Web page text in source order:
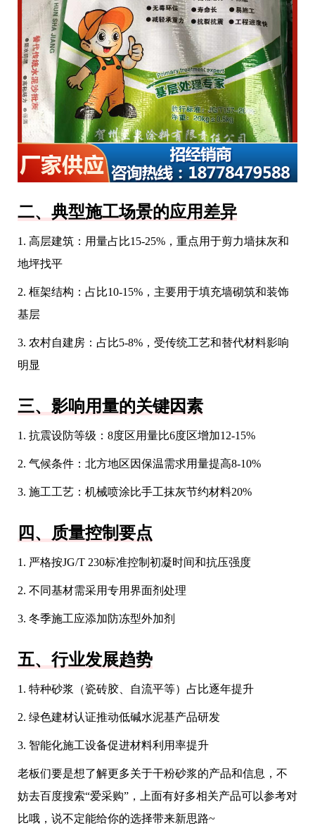
二、典型施工场景的应用差异
1. 高层建筑：用量占比15-25%，重点用于剪力墙抹灰和
地坪找平
2. 框架结构：占比10-15%，主要用于填充墙砌筑和装饰
基层
3. 农村自建房：占比5-8%，受传统工艺和替代材料影响
明显
三、影响用量的关键因素
1. 抗震设防等级：8度区用量比6度区增加12-15%
2. 气候条件：北方地区因保温需求用量提高8-10%
3. 施工工艺：机械喷涂比手工抹灰节约材料20%
四、质量控制要点
1. 严格按JG/T 230标准控制初凝时间和抗压强度
2. 不同基材需采用专用界面剂处理
3. 冬季施工应添加防冻型外加剂
五、行业发展趋势
1. 特种砂浆（瓷砖胶、自流平等）占比逐年提升
2. 绿色建材认证推动低碱水泥基产品研发
3. 智能化施工设备促进材料利用率提升
老板们要是想了解更多关于干粉砂浆的产品和信息，不
妨去百度搜索“爱采购”，上面有好多相关产品可以参考对
比哦，说不定能给你的选择带来新思路~